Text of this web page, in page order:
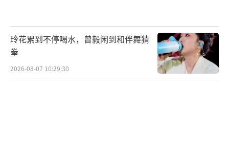
玲花累到不停喝水，曾毅闲到和伴舞猜
拳
2026-08-07 10:29:30